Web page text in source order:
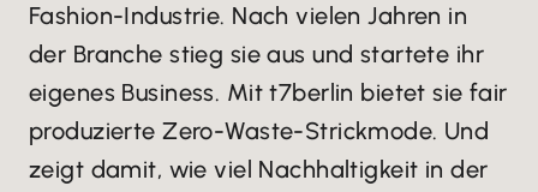
Fashion-Industrie. Nach vielen Jahren in
der Branche stieg sie aus und startete ihr
eigenes Business. Mit t7berlin bietet sie fair
produzierte Zero-Waste-Strickmode. Und
zeigt damit, wie viel Nachhaltigkeit in der